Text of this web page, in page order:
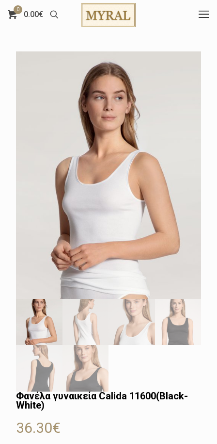
0
0.00€
Φανέλα γυναικεία Calida 11600(Black-
White)
36.30€